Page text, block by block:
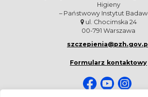
Higieny
– Państwowy Instytut
ul. Chocimska 24
00-791 Warszawa
szczepienia@pzh.gov.pl
Formularz kontaktowy